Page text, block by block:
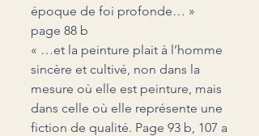
époque de foi profonde… »
page 88 b
« …et la peinture plait à l’homme
sincère et cultivé, non dans la
mesure où elle est peinture, mais
dans celle où elle représente une
fiction de qualité. Page 93 b, 107 a